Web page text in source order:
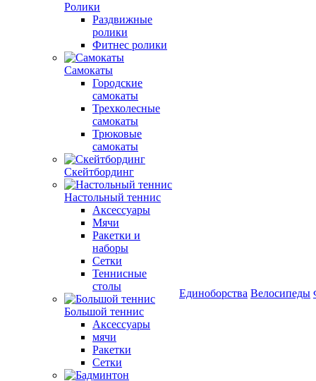
Ролики
Раздвижные
ролики
Фитнес ролики
Самокаты
Городские
самокаты
Трехколесные
самокаты
Трюковые
самокаты
Скейтбординг
Настольный теннис
Аксессуары
Мячи
Ракетки и
наборы
Сетки
Теннисные
столы
Большой теннис
Аксессуары
мячи
Ракетки
Сетки
Единоборства Велосипеды